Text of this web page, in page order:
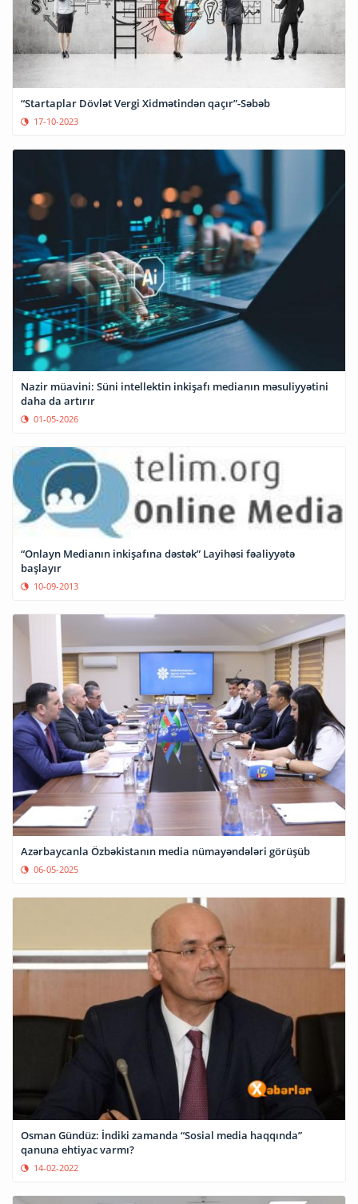
“Startaplar Dövlət Vergi Xidmətindən qaçır”-Səbəb
17-10-2023
Nazir müavini: Süni intellektin inkişafı medianın məsuliyyətini
daha da artırır
01-05-2026
“Onlayn Medianın inkişafına dəstək” Layihəsi fəaliyyətə
başlayır
10-09-2013
Azərbaycanla Özbəkistanın media nümayəndələri görüşüb
06-05-2025
Osman Gündüz: İndiki zamanda “Sosial media haqqında”
qanuna ehtiyac varmı?
14-02-2022